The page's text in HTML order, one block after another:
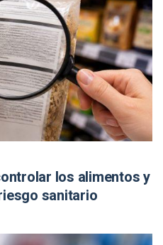
los alimentos y
sanitario